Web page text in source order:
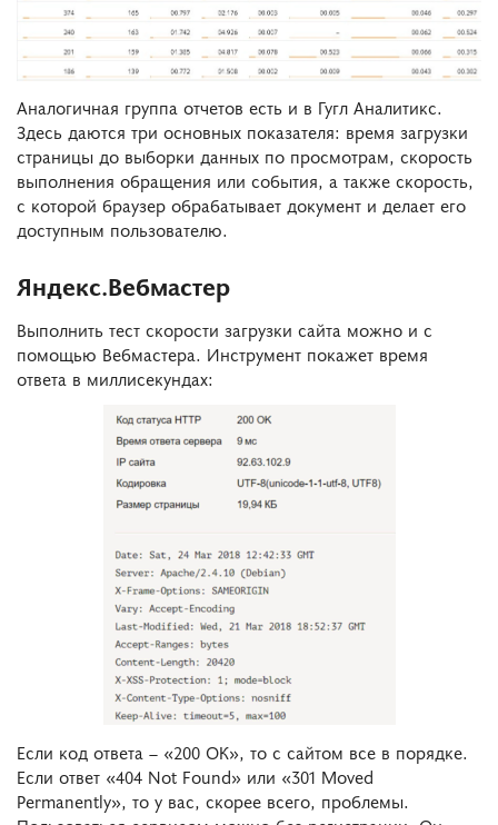
Аналогичная группа отчетов есть и в Гугл Аналитикс.
Здесь даются три основных показателя: время загрузки
страницы до выборки данных по просмотрам, скорость
выполнения обращения или события, а также скорость,
с которой браузер обрабатывает документ и делает его
доступным пользователю.
Яндекс.Вебмастер
Выполнить тест скорости загрузки сайта можно и с
помощью Вебмастера. Инструмент покажет время
ответа в миллисекундах:
Если код ответа – «200 ОК», то с сайтом все в порядке.
Если ответ «404 Not Found» или «301 Moved
Permanently», то у вас, скорее всего, проблемы.